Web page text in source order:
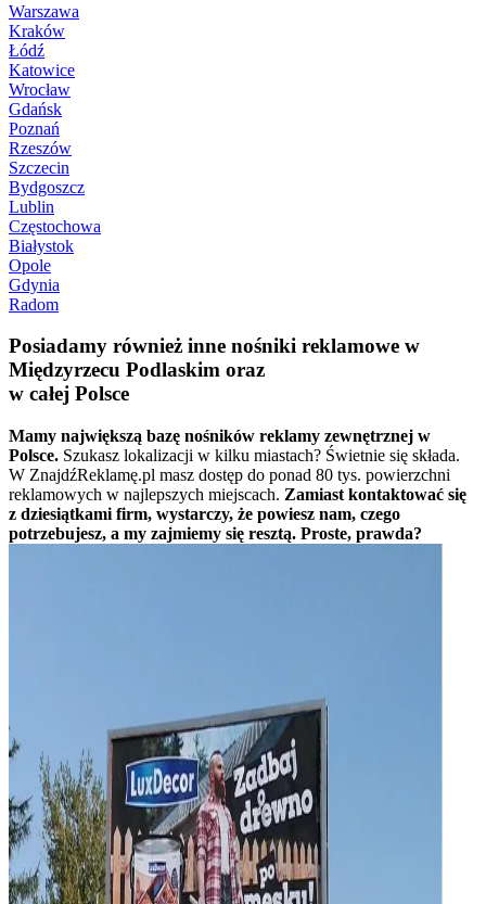
Warszawa
Kraków
Łódź
Katowice
Wrocław
Gdańsk
Poznań
Rzeszów
Szczecin
Bydgoszcz
Lublin
Częstochowa
Białystok
Opole
Gdynia
Radom
Posiadamy również inne nośniki reklamowe w
Międzyrzecu Podlaskim oraz
w całej Polsce
Mamy największą bazę nośników reklamy zewnętrznej w
Polsce. Szukasz lokalizacji w kilku miastach? Świetnie się składa.
W ZnajdźReklamę.pl masz dostęp do ponad 80 tys. powierzchni
reklamowych w najlepszych miejscach. Zamiast kontaktować się
z dziesiątkami firm, wystarczy, że powiesz nam, czego
potrzebujesz, a my zajmiemy się resztą. Proste, prawda?